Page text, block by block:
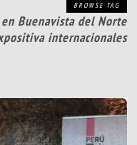
BROWSE TAG
Buenavista del Norte
internacionales